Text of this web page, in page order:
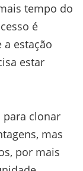
tempo do
é
estação
estar
para clonar
mas
por mais